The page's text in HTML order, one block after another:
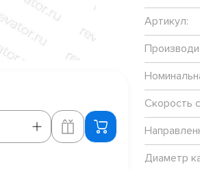
Артикул:
Скорость
Диаметр